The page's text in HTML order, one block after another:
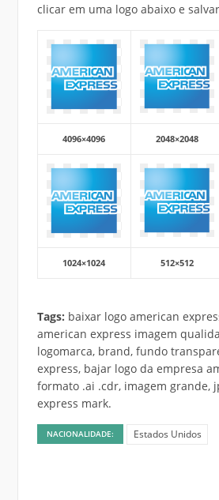
clicar em uma logo abaixo e
4096×4096 2048×2048
1024×1024 512×512
Tags: baixar logo american
american express imagem
logomarca, brand, fundo
express, bajar logo da empresa
formato .ai .cdr, imagem grande,
express mark.
NACIONALIDADE: Estados Unidos